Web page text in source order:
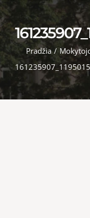
Pradžia /